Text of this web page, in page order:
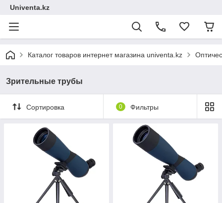
Univenta.kz
Каталог товаров интернет магазина univenta.kz
Зрительные трубы
Сортировка 0 Фильтры